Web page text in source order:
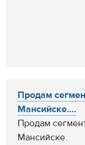
Продам
Мансийске....
Продам
Мансийске.